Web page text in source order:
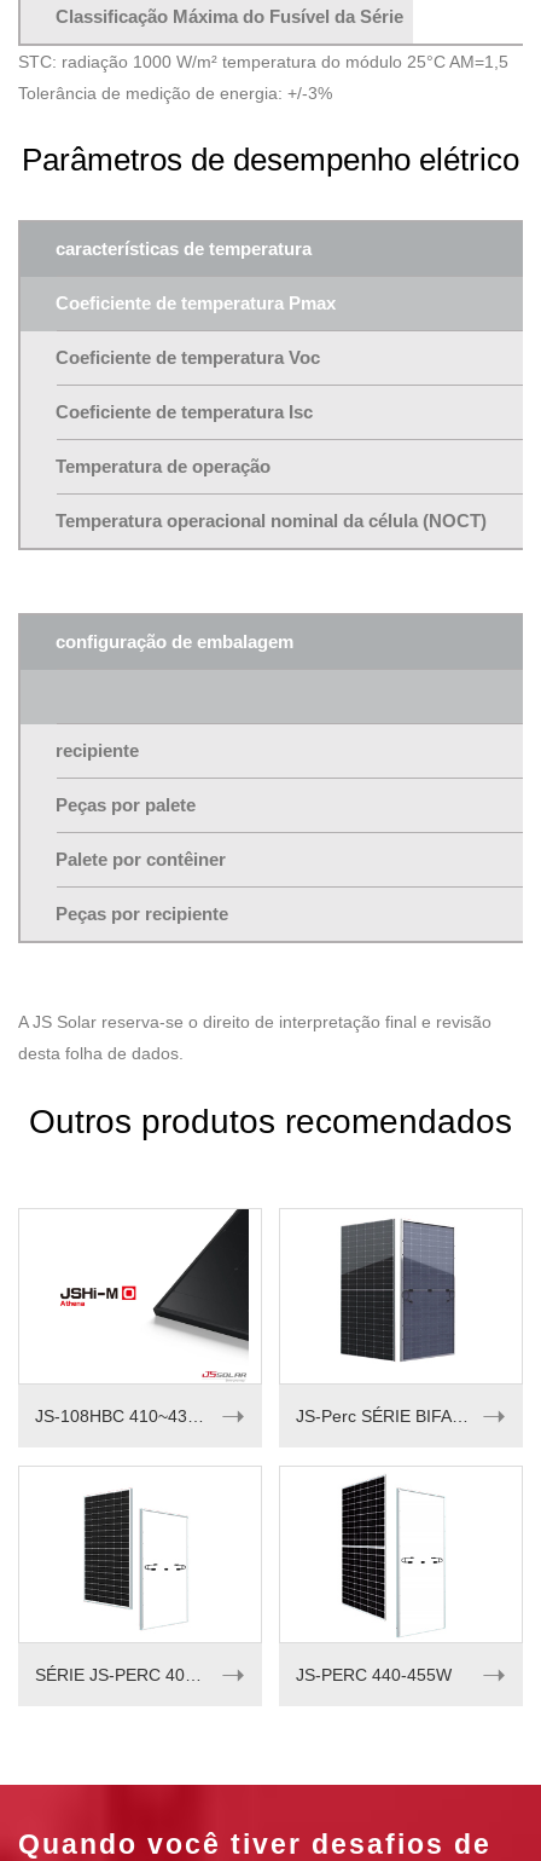
Classificação Máxima do Fusível da Série
STC: radiação 1000 W/m² temperatura do módulo 25°C AM=1,5
Tolerância de medição de energia: +/-3%
Parâmetros de desempenho elétrico
características de temperatura
Coeficiente de temperatura Pmax
Coeficiente de temperatura Voc
Coeficiente de temperatura Isc
Temperatura de operação
Temperatura operacional nominal da célula (NOCT)
configuração de embalagem
recipiente
Peças por palete
Palete por contêiner
Peças por recipiente
A JS Solar reserva-se o direito de interpretação final e revisão
desta folha de dados.
Outros produtos recomendados
JS-108HBC 410~430M ➝ JS-Perc SÉRIE BIFACIAL 535-550W ➝
➝ JS-PERC 440-455W ➝
Quando você tiver desafios de